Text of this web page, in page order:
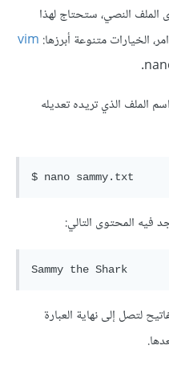
النصي، ستحتاج لهذا
الخيارات متنوعة أبرزها: vim
الملف الذي تريده تعديله
فيه المحتوى التالي:
لتصل إلى نهاية العبارة